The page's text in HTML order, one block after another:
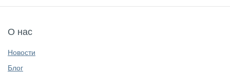
О нас
Новости
Блог